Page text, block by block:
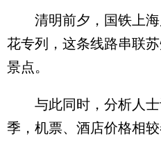
清明前夕，国铁上海
花专列，这条线路串联
景点。
与此同时，分析人士
季，机票、酒店价格相